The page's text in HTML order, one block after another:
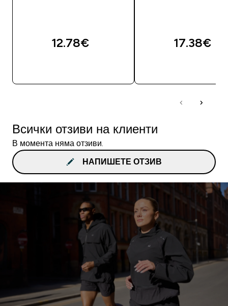
12.78€‎ 17.38€‎
Всички отзиви на клиенти
В момента няма отзиви.
НАПИШЕТЕ ОТЗИВ